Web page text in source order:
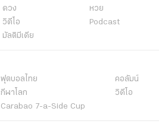
ดวง
หวย
วิดีโอ
Podcast
มัลติมีเดีย
ฟุตบอลไทย
คอลัมน์
กีฬาโลก
วิดีโอ
Carabao 7-a-Side Cup